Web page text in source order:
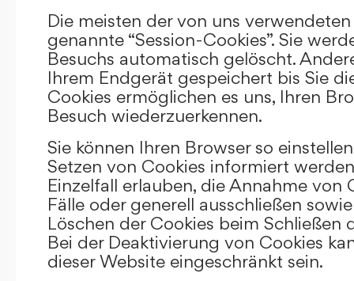
Die meisten der von uns
genannte “Session-Cookies”. Sie
Besuchs automatisch gelöscht.
Ihrem Endgerät gespeichert bis Sie
Cookies ermöglichen es uns, Ihren
Besuch wiederzuerkennen.
Sie können Ihren Browser so
Setzen von Cookies informiert
Einzelfall erlauben, die Annahme von
Fälle oder generell ausschließen
Löschen der Cookies beim Schließen
Bei der Deaktivierung von Cookies
dieser Website eingeschränkt sein.